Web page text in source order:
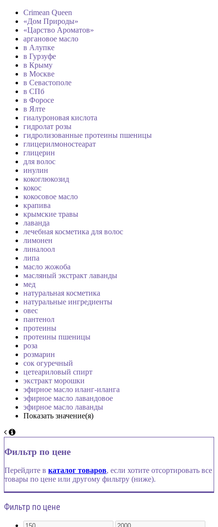
Crimean Queen
«Дом Природы»
«Царство Ароматов»
аргановое масло
в Алупке
в Гурзуфе
в Крыму
в Москве
в Севастополе
в СПб
в Форосе
в Ялте
гиалуроновая кислота
гидролат розы
гидролизованные протеины пшеницы
глицерилмоностеарат
глицерин
для волос
инулин
кокоглюкозид
кокос
кокосовое масло
крапива
крымские травы
лаванда
лечебная косметика для волос
лимонен
линалоол
липа
масло жожоба
масляный экстракт лаванды
мед
натуральная косметика
натуральные ингредиенты
овес
пантенол
протеины
протеины пшеницы
роза
розмарин
сок огуречный
цетеариловый спирт
экстракт морошки
эфирное масло иланг-иланга
эфирное масло лавандовое
эфирное масло лаванды
Показать значение(я)
Фильтр по цене
Перейдите в каталог товаров, если хотите отсортировать все
товары по цене или другому фильтру (ниже).
Фильтр по цене